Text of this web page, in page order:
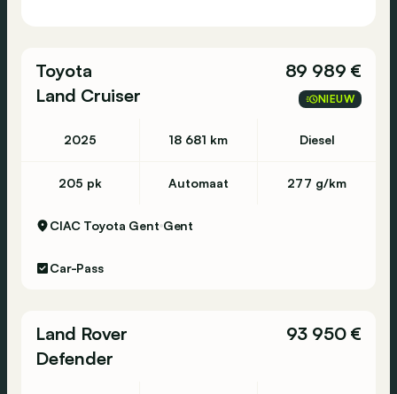
Toyota
Land Cruiser
89 989 €
NIEUW
2025 18 681 km Diesel
205 pk Automaat 277 g/km
CIAC Toyota Gent Gent
Car-Pass
Land Rover
Defender
93 950 €